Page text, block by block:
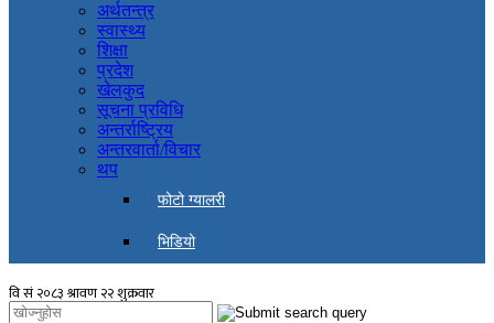
अर्थतन्त्र
स्वास्थ्य
शिक्षा
प्रदेश
खेलकुद
सूचना प्रविधि
अन्तर्राष्ट्रिय
अन्तरवार्ता/विचार
थप
फोटो ग्यालरी
भिडियो